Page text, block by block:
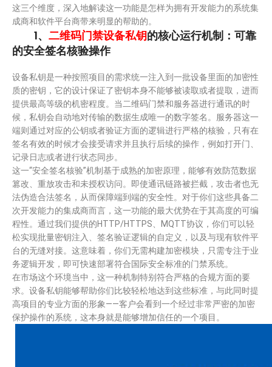
这三个维度，深入地解读这一功能是怎样为拥有开发能力的系统集
成商和软件平台商带来明显的帮助的。
1、 二维码门禁设备私钥的核心运行机制：可靠
的安全签名核验操作
设备私钥是一种按照项目的需求统一注入到一批设备里面的加密性
质的密钥，它的设计保证了密钥本身不能够被读取或者提取，进而
提供最高等级的机密程度。当二维码门禁和服务器进行通讯的时
候，私钥会自动地对传输的数据生成唯一的数字签名。服务器这一
端则通过对应的公钥或者验证方面的逻辑进行严格的核验，只有在
签名有效的时候才会接受请求并且执行后续的操作，例如打开门、
记录日志或者进行状态同步。
这一“安全签名核验”机制基于成熟的加密原理，能够有效防范数据
篡改、重放攻击和未授权访问。即使通讯链路被拦截，攻击者也无
法伪造合法签名，从而保障端到端的安全性。对于你们这些具备二
次开发能力的集成商而言，这一功能的最大优势在于其高度的可编
程性。通过我们提供的HTTP/HTTPS、MQTT协议，你们可以轻
松实现批量密钥注入、签名验证逻辑的自定义，以及与现有软件平
台的无缝对接。这意味着，你们无需构建加密模块，只需专注于业
务逻辑开发，即可快速部署符合国际安全标准的门禁系统。
在市场这个环境当中，这一种机制特别符合严格的合规方面的要
求。设备私钥能够帮助你们比较轻松地达到这些标准，与此同时提
高项目的专业方面的形象——客户会看到一个经过非常严密的加密
保护操作的系统，这本身就是能够增加信任的一个项目。